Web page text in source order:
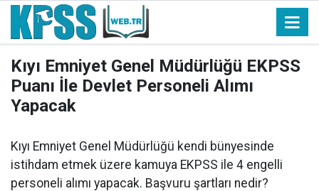
Kıyı Emniyet Genel Müdürlüğü EKPSS
Puanı İle Devlet Personeli Alımı
Yapacak
Kıyı Emniyet Genel Müdürlüğü kendi bünyesinde
istihdam etmek üzere kamuya EKPSS ile 4 engelli
personeli alımı yapacak. Başvuru şartları nedir?